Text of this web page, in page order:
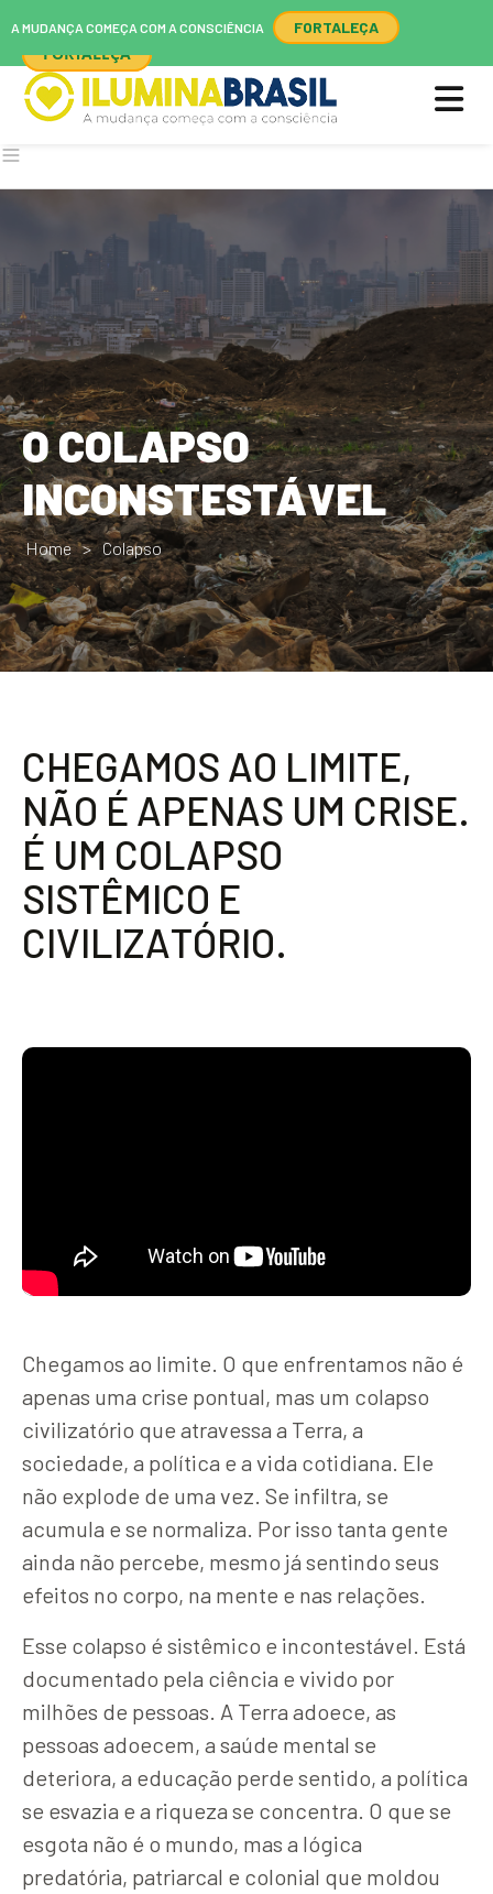
A MUDANÇA COMEÇA COM A CONSCIÊNCIA
FORTALEÇA
A MUDANÇA COMEÇA COM A CONSCIÊNCIA FORTALEÇA
O COLAPSO
INCONSTESTÁVEL
Home > Colapso
CHEGAMOS AO LIMITE,
NÃO É APENAS UM CRISE.
É UM COLAPSO
SISTÊMICO E
CIVILIZATÓRIO.
Chegamos ao limite. O que enfrentamos não é
apenas uma crise pontual, mas um colapso
civilizatório que atravessa a Terra, a
sociedade, a política e a vida cotidiana. Ele
não explode de uma vez. Se infiltra, se
acumula e se normaliza. Por isso tanta gente
ainda não percebe, mesmo já sentindo seus
efeitos no corpo, na mente e nas relações.
Esse colapso é sistêmico e incontestável. Está
documentado pela ciência e vivido por
milhões de pessoas. A Terra adoece, as
pessoas adoecem, a saúde mental se
deteriora, a educação perde sentido, a política
se esvazia e a riqueza se concentra. O que se
esgota não é o mundo, mas a lógica
predatória, patriarcal e colonial que moldou